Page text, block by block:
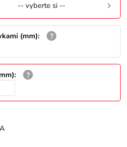
-- vyberte si --
(mm):
: